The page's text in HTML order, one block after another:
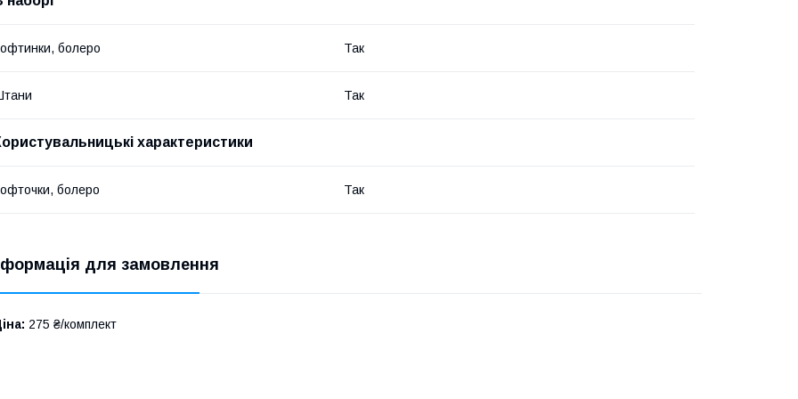
болеро Так
Так
характеристики
болеро Так
для замовлення
275 ₴/комплект